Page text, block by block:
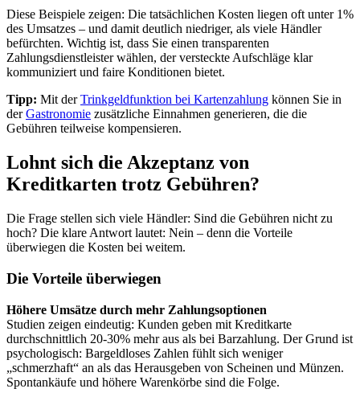
Diese Beispiele zeigen: Die tatsächlichen Kosten liegen oft unter 1%
des Umsatzes – und damit deutlich niedriger, als viele Händler
befürchten. Wichtig ist, dass Sie einen transparenten
Zahlungsdienstleister wählen, der versteckte Aufschläge klar
kommuniziert und faire Konditionen bietet.
Tipp: Mit derTrinkgeldfunktion bei Kartenzahlung können Sie in
derGastronomie zusätzliche Einnahmen generieren, die die
Gebühren teilweise kompensieren.
Lohnt sich die Akzeptanz von
Kreditkarten trotz Gebühren?
Die Frage stellen sich viele Händler: Sind die Gebühren nicht zu
hoch? Die klare Antwort lautet: Nein – denn die Vorteile
überwiegen die Kosten bei weitem.
Die Vorteile überwiegen
Höhere Umsätze durch mehr Zahlungsoptionen
Studien zeigen eindeutig: Kunden geben mit Kreditkarte
durchschnittlich 20-30% mehr aus als bei Barzahlung. Der Grund ist
psychologisch: Bargeldloses Zahlen fühlt sich weniger
„schmerzhaft“ an als das Herausgeben von Scheinen und Münzen.
Spontankäufe und höhere Warenkörbe sind die Folge.